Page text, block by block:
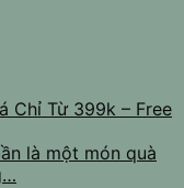
Chỉ Từ 399k – Free
là một món quà